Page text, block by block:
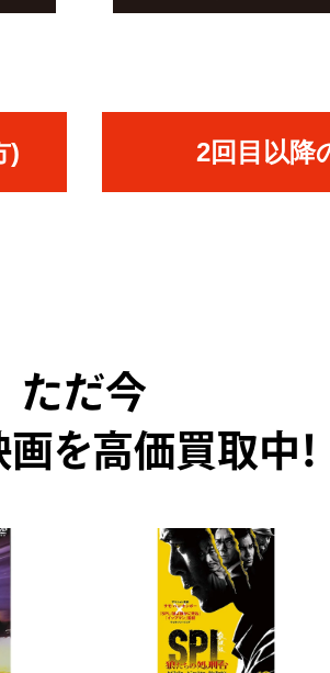
) 2回目以降
ただ今
を高価買取中！